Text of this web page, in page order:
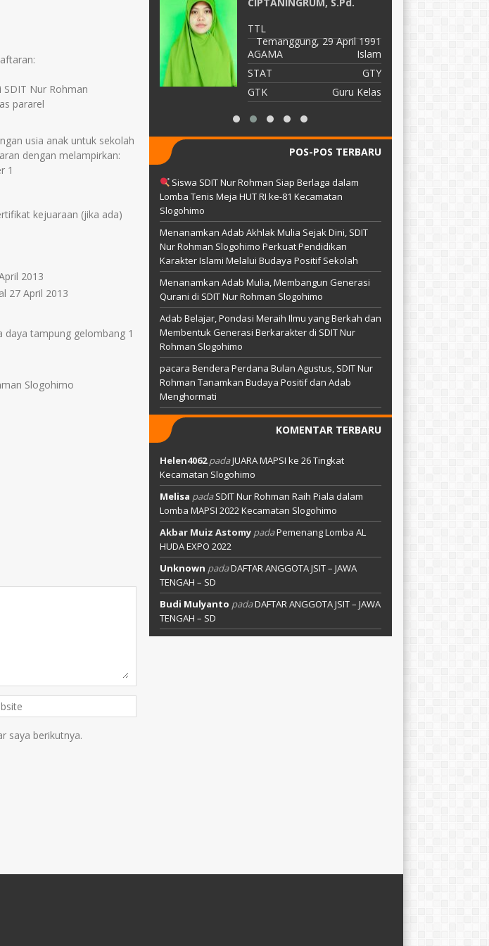
Nur Rohman
pararel
usia anak untuk sekolah
dengan melampirkan:
1
kejuaraan (jika ada)
2013
27 April 2013
tampung gelombang 1
Slogohimo
saya berikutnya.
STAT
TTL
Temanggung, 29 April 1991
AGAMA
Islam
STAT
GTY
GTK
Guru Kelas
POS-POS TERBARU
Siswa SDIT Nur Rohman Siap Berlaga dalam
Lomba Tenis Meja HUT RI ke-81 Kecamatan
Slogohimo
Menanamkan Adab Akhlak Mulia Sejak Dini, SDIT
Nur Rohman Slogohimo Perkuat Pendidikan
Karakter Islami Melalui Budaya Positif Sekolah
Menanamkan Adab Mulia, Membangun Generasi
Qurani di SDIT Nur Rohman Slogohimo
Adab Belajar, Pondasi Meraih Ilmu yang Berkah dan
Membentuk Generasi Berkarakter di SDIT Nur
Rohman Slogohimo
pacara Bendera Perdana Bulan Agustus, SDIT Nur
Rohman Tanamkan Budaya Positif dan Adab
Menghormati
KOMENTAR TERBARU
Helen4062padaJUARA MAPSI ke 26 Tingkat
Kecamatan Slogohimo
Melisa padaSDIT Nur Rohman Raih Piala dalam
Lomba MAPSI 2022 Kecamatan Slogohimo
Akbar Muiz AstomypadaPemenang Lomba AL
HUDA EXPO 2022
Unknown padaDAFTAR ANGGOTA JSIT – JAWA
TENGAH – SD
Budi Mulyanto padaDAFTAR ANGGOTA JSIT – JAWA
TENGAH – SD